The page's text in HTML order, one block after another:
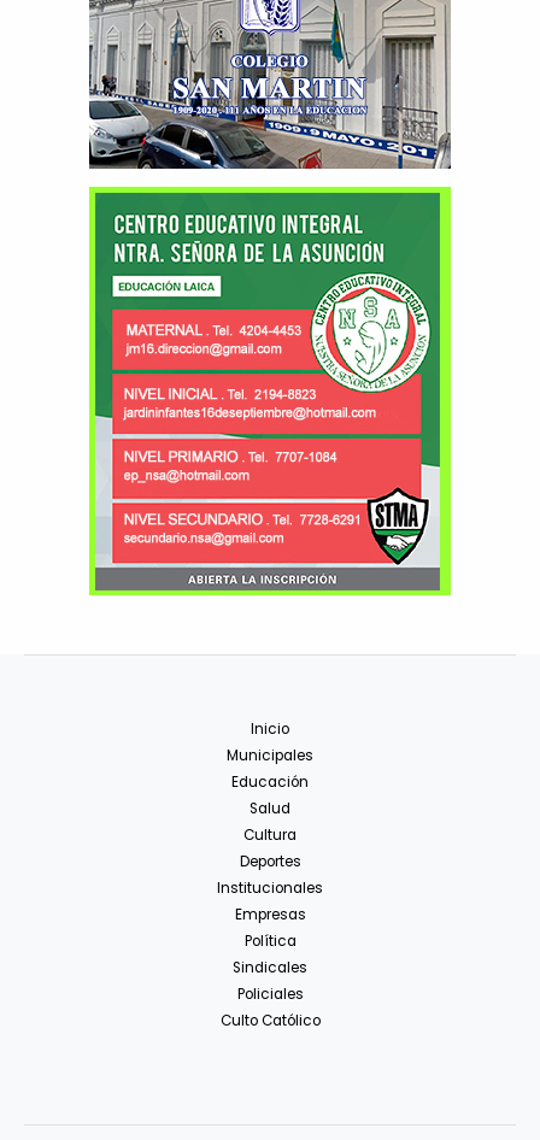
Inicio
Municipales
Educación
Salud
Cultura
Deportes
Institucionales
Empresas
Política
Sindicales
Policiales
Culto Católico